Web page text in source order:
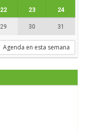
22 23 24
29 30 31
Agenda en esta semana